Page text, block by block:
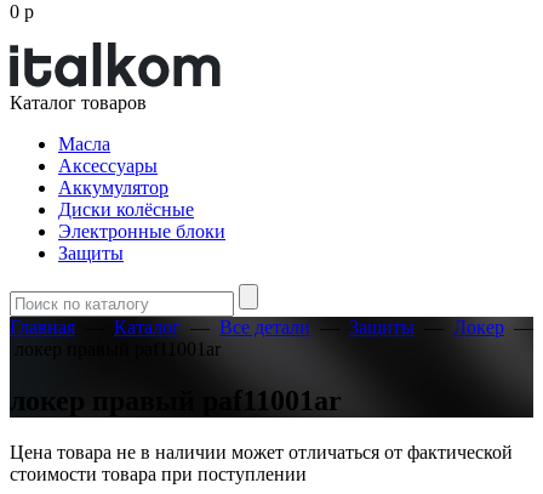
0 р
Каталог товаров
Масла
Аксессуары
Аккумулятор
Диски колёсные
Электронные блоки
Защиты
Главная Каталог — Все детали — Защиты — Локер —
локер правый paf11001ar
локер правый paf11001ar
Цена товара не в наличии может отличаться от фактической
стоимости товара при поступлении